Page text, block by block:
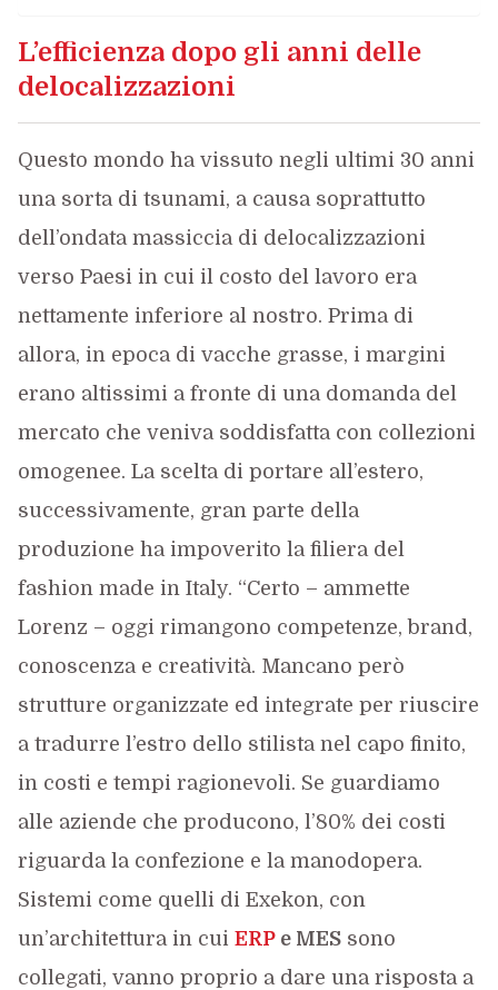
L’efficienza dopo gli anni delle
delocalizzazioni
Questo mondo ha vissuto negli ultimi 30 anni
una sorta di tsunami, a causa soprattutto
dell’ondata massiccia di delocalizzazioni
verso Paesi in cui il costo del lavoro era
nettamente inferiore al nostro. Prima di
allora, in epoca di vacche grasse, i margini
erano altissimi a fronte di una domanda del
mercato che veniva soddisfatta con collezioni
omogenee. La scelta di portare all’estero,
successivamente, gran parte della
produzione ha impoverito la filiera del
fashion made in Italy. “Certo – ammette
Lorenz – oggi rimangono competenze, brand,
conoscenza e creatività. Mancano però
strutture organizzate ed integrate per riuscire
a tradurre l’estro dello stilista nel capo finito,
in costi e tempi ragionevoli. Se guardiamo
alle aziende che producono, l’80% dei costi
riguarda la confezione e la manodopera.
Sistemi come quelli di Exekon, con
un’architettura in cui ERPe MESsono
collegati, vanno proprio a dare una risposta a